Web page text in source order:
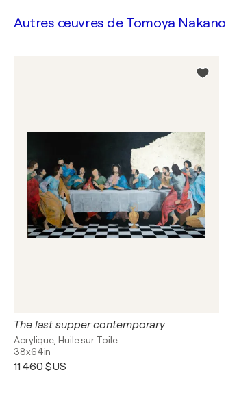
Autres œuvres de Tomoya Nakano
The last supper contemporary
Acrylique, Huile sur Toile
38x64in
11 460 $US